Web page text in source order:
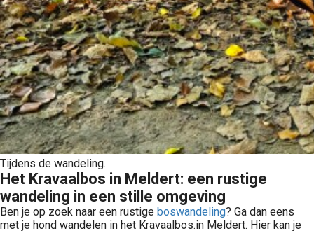
Tijdens de wandeling.
Het Kravaalbos in Meldert: een rustige
wandeling in een stille omgeving
Ben je op zoek naar een rustige boswandeling? Ga dan eens
met je hond wandelen in het Kravaalbos.in Meldert. Hier kan je